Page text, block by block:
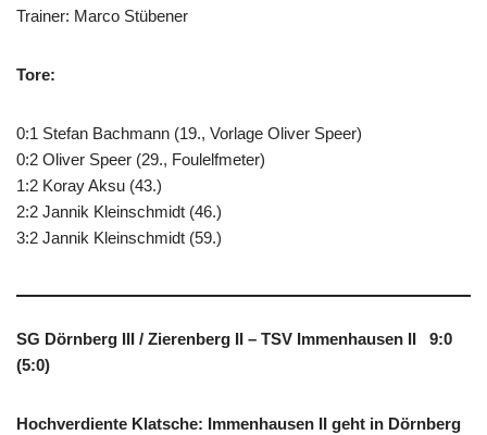
Trainer: Marco Stübener
Tore:
0:1 Stefan Bachmann (19., Vorlage Oliver Speer)
0:2 Oliver Speer (29., Foulelfmeter)
1:2 Koray Aksu (43.)
2:2 Jannik Kleinschmidt (46.)
3:2 Jannik Kleinschmidt (59.)
SG Dörnberg III / Zierenberg II – TSV Immenhausen II 9:0
(5:0)
Hochverdiente Klatsche: Immenhausen II geht in Dörnberg